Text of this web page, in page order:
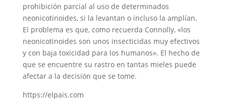
prohibición parcial al uso de determinados
neonicotinoides, si la levantan o incluso la amplían.
El problema es que, como recuerda Connolly, «los
neonicotinoides son unos insecticidas muy efectivos
y con baja toxicidad para los humanos». El hecho de
que se encuentre su rastro en tantas mieles puede
afectar a la decisión que se tome.
https://elpais.com